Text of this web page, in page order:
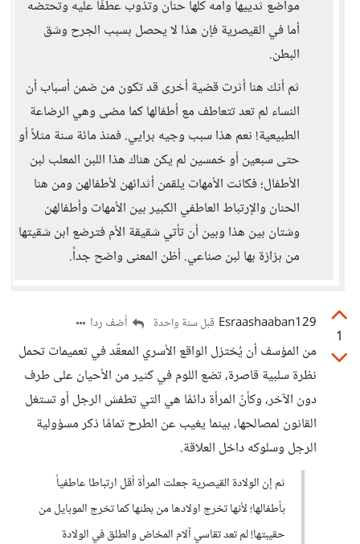
مواضع ثدييها وأمه كلها حنان وتذوب عطفًا عليه وتحتضه
أما في القيصرية فإن هذا لا يحصل بسبب الجرح وشق
البطن.
ثم أنك هنا أثرت قضية أخرى قد تكون من ضمن أسباب أن
النساء لم تعد تتعاطف مع أطفالها كما مضى وهي الرضاعة
الطبيعية! نعم هذا سبب وجيه برايي. فمنذ مائة سنة مثلاً أو
حتى سبعين أو خمسين لم يكن هناك هذا اللبن المعلب لبن
الأطفال؛ فكانت الأمهات يلقمن أثدائهن لأطفالهن ومن هنا
الحنان والإرتباط العاطفي الكبير بين الأمهات وأطفالهن
وشتان بين هذا وبين أن تأتي شقيقة الأم فترضع ابن شقيتها
من بزازة بها لبن صناعي. أظن المعنى واضح جداً.
1
Esraashaaban129 قبل سنة واحدة أضف ردا
من المؤسف أن يُختزل الواقع الأسري المعقّد في تعميمات تحمل
نظرة سلبية قاصرة، تضع اللوم في كثير من الأحيان على طرف
دون الآخر، وكأنّ المرأة دائمًا هي التي تطفش الرجل أو تستغل
القانون لمصالحها، بينما يغيب عن الطرح تمامًا ذكر مسؤولية
الرجل وسلوكه داخل العلاقة.
ثم إن الولادة القيصرية جعلت المرأة أقل ارتباطا عاطفياً
بأطفالها؛ لأنها تخرج اولادها من بطنها كما تخرج الموبايل من
حقيبتها! لم تعد تقاسي آلام المخاض والطلق في الولادة